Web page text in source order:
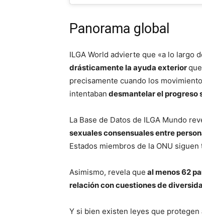
Panorama global
ILGA World advierte que «a lo largo
drásticamente la ayuda exterior
precisamente cuando los
intentaban desmantelar el progreso
La Base de Datos de ILGA Mundo
sexuales consensuales entre
Estados miembros de la ONU
Asimismo, revela que al menos 62
relación con cuestiones de
Y si bien existen leyes que